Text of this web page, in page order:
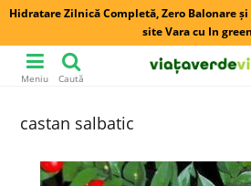
Hidratare Zilnică Completă, Zero Balonare
site Vara cu In
Meniu Caută
castan salbatic